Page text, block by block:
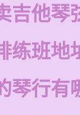
吉他琴
练班地
琴行有